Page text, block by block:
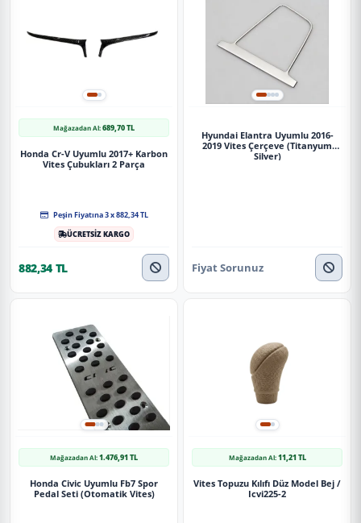
Mağazadan Al:689,70 TL
Honda Cr-V Uyumlu 2017+ Karbon
Vites Çubukları 2 Parça
Peşin Fiyatına 3 x 882,34 TL
ÜCRETSİZ KARGO
882,34 TL
Hyundai Elantra Uyumlu 2016-
2019 Vites Çerçeve (Titanyum
Silver)
Fiyat Sorunuz
Mağazadan Al:1.476,91 TL
Honda Civic Uyumlu Fb7 Spor
Pedal Seti (Otomatik Vites)
Mağazadan Al:11,21 TL
Vites Topuzu Kılıfı Düz Model Bej /
Icvi225-2